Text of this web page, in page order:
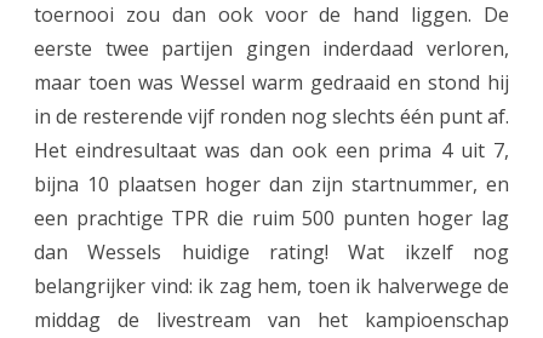
c
h
t
i
g
r
e
s
toernooi zou dan ook voor de hand liggen. De
eerste twee partijen gingen inderdaad verloren,
maar toen was Wessel warm gedraaid en stond hij
in de resterende vijf ronden nog slechts één punt af.
Het eindresultaat was dan ook een prima 4 uit 7,
bijna 10 plaatsen hoger dan zijn startnummer, en
een prachtige TPR die ruim 500 punten hoger lag
dan Wessels huidige rating! Wat ikzelf nog
belangrijker vind: ik zag hem, toen ik halverwege de
middag de livestream van het kampioenschap